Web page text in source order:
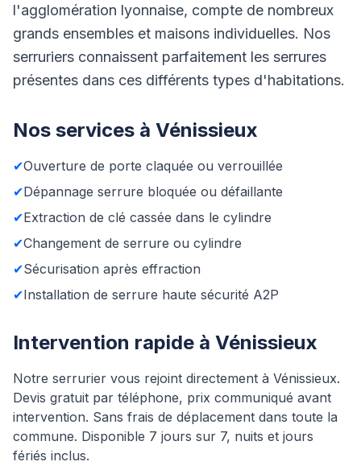
l'agglomération lyonnaise, compte de nombreux
grands ensembles et maisons individuelles. Nos
serruriers connaissent parfaitement les serrures
présentes dans ces différents types d'habitations.
Nos services à Vénissieux
✔Ouverture de porte claquée ou verrouillée
✔Dépannage serrure bloquée ou défaillante
✔Extraction de clé cassée dans le cylindre
✔Changement de serrure ou cylindre
✔Sécurisation après effraction
✔Installation de serrure haute sécurité A2P
Intervention rapide à Vénissieux
Notre serrurier vous rejoint directement à Vénissieux.
Devis gratuit par téléphone, prix communiqué avant
intervention. Sans frais de déplacement dans toute la
commune. Disponible 7 jours sur 7, nuits et jours
fériés inclus.